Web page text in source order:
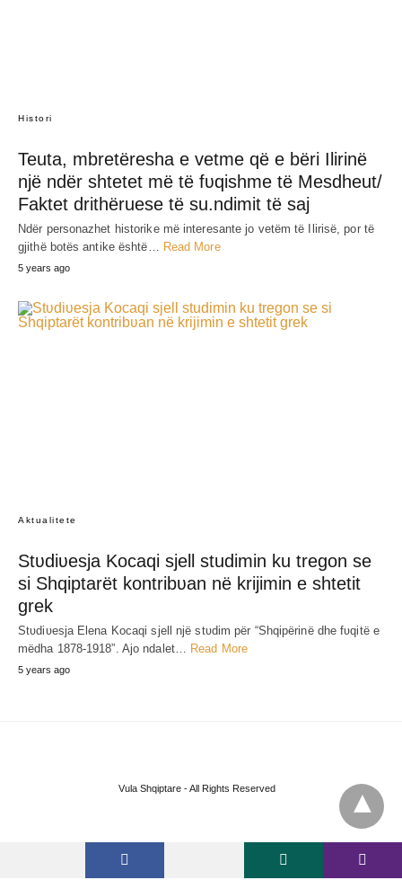
Histori
Teuta, mbretëresha e vetme që e bëri Ilirinë
një ndër shtetet më të fʋqishme të Mesdheut/
Faktet drithëruese të su.ndimit të saj
Ndër personazhet historike më interesante jo vetëm të Ilirisë, por të
gjithë botës antike është… Read More
5 years ago
Aktualitete
Stʋdiʋesja Kocaqi sjell studimin ku tregon se
si Shqiptarët kontribʋan në krijimin e shtetit
grek
Stʋdiʋesja Elena Kocaqi sjell një stʋdim për “Shqipërinë dhe fʋqitë e
mëdha 1878-1918”. Ajo ndalet… Read More
5 years ago
Vula Shqiptare - All Rights Reserved